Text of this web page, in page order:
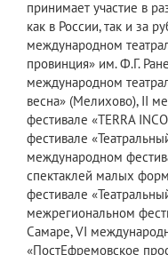
принимает участие в
как в России, так и за
международном
провинция» им. Ф.Г.
международном
весна» (Мелихово), II
фестивале «TERRA
фестивале
международном
спектаклей малых
фестивале
межрегиональном
Самаре, VI
«ПостЕфремовское